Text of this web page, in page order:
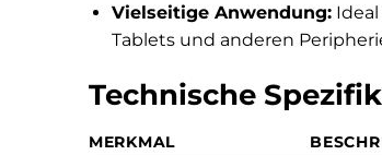
Vielseitige Anwendung:Ideal
Tablets und anderen
Technische
MERKMAL